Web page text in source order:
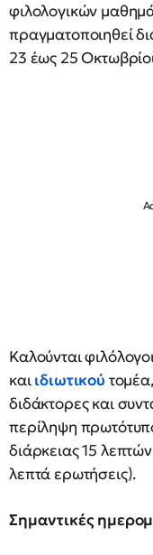
φιλολογικών
πραγματοποιηθεί
23 έως 25
Καλούνται
καιιδιωτικού
διδάκτορες και
περίληψη
διάρκειας 15
λεπτά ερωτήσεις).
Σημαντικές